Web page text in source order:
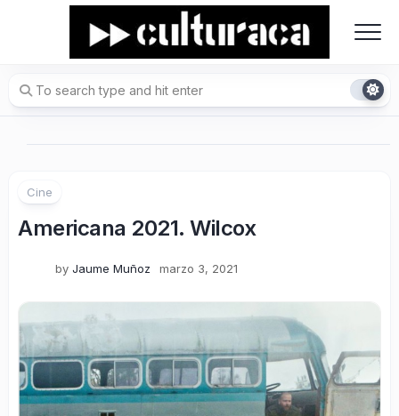
Cine
Americana 2021. Wilcox
by Jaume Muñoz marzo 3, 2021